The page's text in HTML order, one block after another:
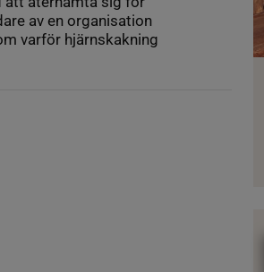
av en organisation
varför hjärnskakning